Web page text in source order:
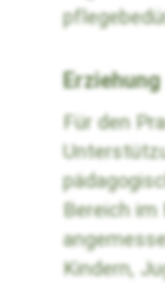
Erziehung
Für den
Bereich im
Kindern,